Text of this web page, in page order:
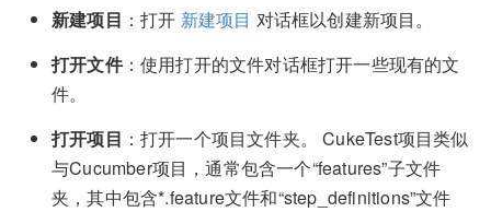
新建项目 ：打开 新建项目 对话框以创建新项目。
打开文件：使用打开的文件对话框打开一些现有的文
件。
打开项目 ：打开一个项目文件夹。 CukeTest项目类似
与Cucumber项目，通常包含一个“features”子文件
夹，其中包含*.feature文件和“step_definitions”文件